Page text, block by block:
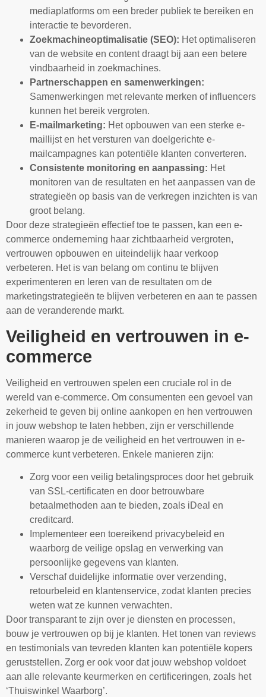
mediaplatforms om een breder publiek te bereiken en
interactie te bevorderen.
Zoekmachineoptimalisatie (SEO): Het optimaliseren
van de website en content draagt bij aan een betere
vindbaarheid in zoekmachines.
Partnerschappen en samenwerkingen:
Samenwerkingen met relevante merken of influencers
kunnen het bereik vergroten.
E-mailmarketing: Het opbouwen van een sterke e-
maillijst en het versturen van doelgerichte e-
mailcampagnes kan potentiële klanten converteren.
Consistente monitoring en aanpassing: Het
monitoren van de resultaten en het aanpassen van de
strategieën op basis van de verkregen inzichten is van
groot belang.
Door deze strategieën effectief toe te passen, kan een e-
commerce onderneming haar zichtbaarheid vergroten,
vertrouwen opbouwen en uiteindelijk haar verkoop
verbeteren. Het is van belang om continu te blijven
experimenteren en leren van de resultaten om de
marketingstrategieën te blijven verbeteren en aan te passen
aan de veranderende markt.
Veiligheid en vertrouwen in e-
commerce
Veiligheid en vertrouwen spelen een cruciale rol in de
wereld van e-commerce. Om consumenten een gevoel van
zekerheid te geven bij online aankopen en hen vertrouwen
in jouw webshop te laten hebben, zijn er verschillende
manieren waarop je de veiligheid en het vertrouwen in e-
commerce kunt verbeteren. Enkele manieren zijn:
Zorg voor een veilig betalingsproces door het gebruik
van SSL-certificaten en door betrouwbare
betaalmethoden aan te bieden, zoals iDeal en
creditcard.
Implementeer een toereikend privacybeleid en
waarborg de veilige opslag en verwerking van
persoonlijke gegevens van klanten.
Verschaf duidelijke informatie over verzending,
retourbeleid en klantenservice, zodat klanten precies
weten wat ze kunnen verwachten.
Door transparant te zijn over je diensten en processen,
bouw je vertrouwen op bij je klanten. Het tonen van reviews
en testimonials van tevreden klanten kan potentiële kopers
geruststellen. Zorg er ook voor dat jouw webshop voldoet
aan alle relevante keurmerken en certificeringen, zoals het
‘Thuiswinkel Waarborg’.